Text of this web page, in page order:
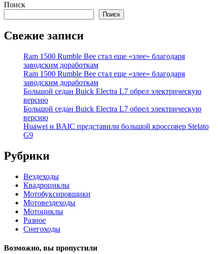
Поиск
Поиск
Свежие записи
Ram 1500 Rumble Bee стал еще «злее» благодаря
заводским доработкам
Ram 1500 Rumble Bee стал еще «злее» благодаря
заводским доработкам
Большой седан Buick Electra L7 обрел электрическую
версию
Большой седан Buick Electra L7 обрел электрическую
версию
Huawei и BAIC представили большой кроссовер Stelato
G9
Рубрики
Вездеходы
Квадроциклы
Мотобуксировщики
Мотовездеходы
Мотоциклы
Разное
Снегоходы
Возможно, вы пропустили